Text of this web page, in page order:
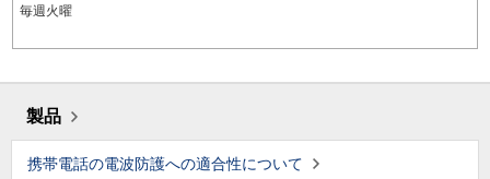
毎週火曜
製品
携帯電話の電波防護への適合性について